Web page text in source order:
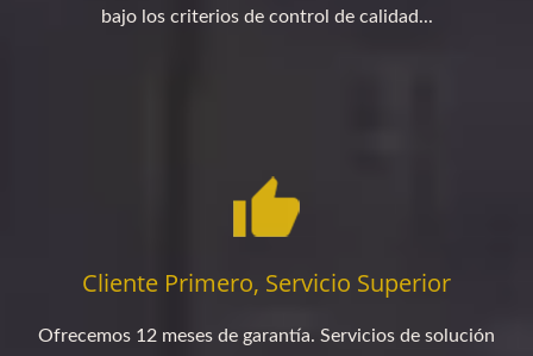
bajo los criterios de control de calidad...
Cliente Primero, Servicio Superior
Ofrecemos 12 meses de garantía. Servicios de solución